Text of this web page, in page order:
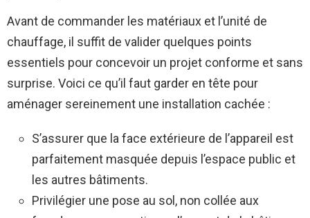
Avant de commander les matériaux et l’unité de
chauffage, il suffit de valider quelques points
essentiels pour concevoir un projet conforme et sans
surprise. Voici ce qu’il faut garder en tête pour
aménager sereinement une installation cachée :
S’assurer que la face extérieure de l’appareil est
parfaitement masquée depuis l’espace public et
les autres bâtiments.
Privilégier une pose au sol, non collée aux